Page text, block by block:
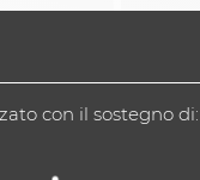
con il sostegno di: